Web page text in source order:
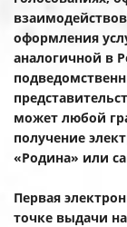
оформления
аналогичной в
может любой
получение
«Родина» или
Первая
точке выдачи